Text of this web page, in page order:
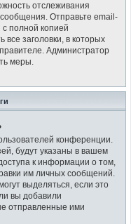
отслеживания
Отправьте email-
полной копией
все заголовки, в которых
Администратор
меры.
конференции.
будут указаны в вашем
к информации о том,
им личных сообщений.
выделяться, если это
вы добавили
отправленные ими